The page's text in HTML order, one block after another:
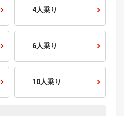
10万km以上
4人乗り